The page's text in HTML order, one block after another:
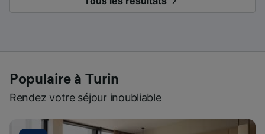
Populaire à Turin
Rendez votre séjour inoubliable